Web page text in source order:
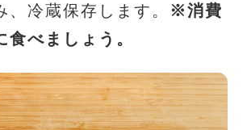
、冷蔵保存します。 ※消費
食べましょう。